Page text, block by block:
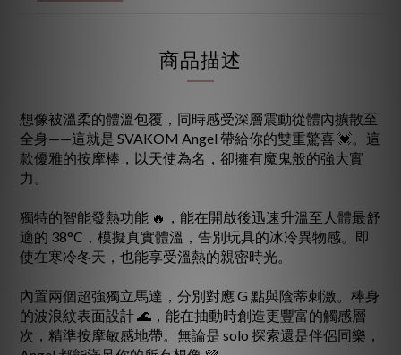
商品描述
想像被溫柔的體溫包覆，同時感受深層震動從體內擴散至
全身——這就是 SVAKOM Angel 帶給你的雙重驚喜 💓。這
款優雅的按摩棒，以天使為名，卻擁有魔鬼般的強大實
力。
獨特的智能發熱功能 🔥，能在開啟後迅速升溫至人體最舒
適的 38°C，模擬真實體溫，告別玩具的冰冷異物感。即
使在寒冷冬天，也能享受溫熱的親密時光。
內置兩個超強獨立馬達，分別對應 G 點與陰蒂刺激。棒身
的波浪紋表面設計 🌊，能在抽動時創造更豐富的觸感層
次，精準按摩敏感地帶。無論是 solo 探索還是伴侶同樂，